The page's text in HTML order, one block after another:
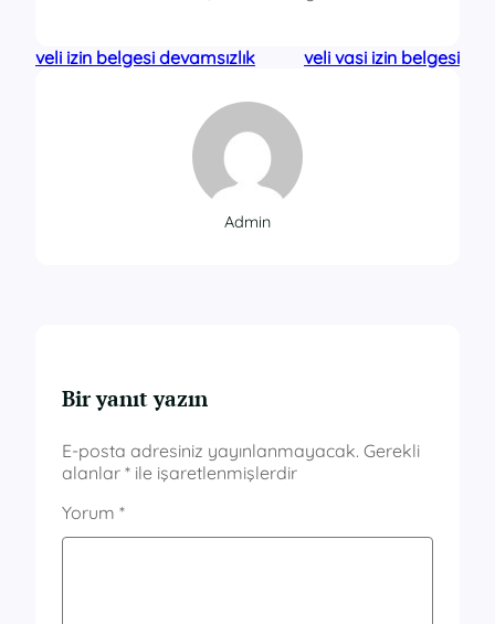
veli izin belgesi devamsızlık veli vasi izin belgesi
Admin
Bir yanıt yazın
E-posta adresiniz yayınlanmayacak. Gerekli
alanlar * ile işaretlenmişlerdir
Yorum *